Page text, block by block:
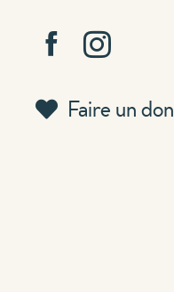
Faire un don